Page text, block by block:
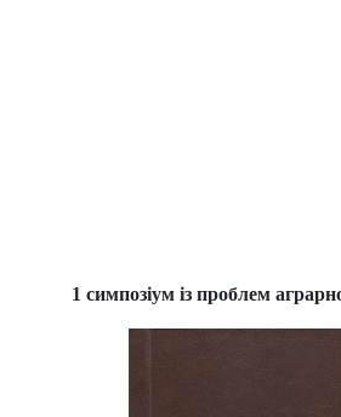
1 симпозіум із проблем